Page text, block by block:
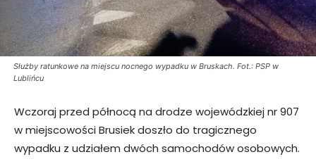
Służby ratunkowe na miejscu nocnego wypadku w Bruskach. Fot.: PSP w
Lublińcu
Wczoraj przed północą na drodze wojewódzkiej nr 907
w miejscowości Brusiek doszło do tragicznego
wypadku z udziałem dwóch samochodów osobowych.